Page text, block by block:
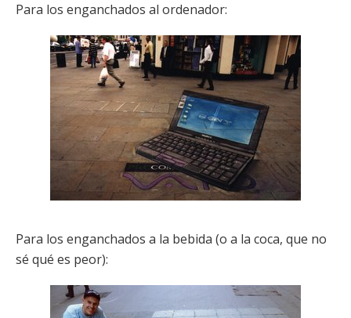
Para los enganchados al ordenador:
Para los enganchados a la bebida (o a la coca, que no
sé qué es peor):